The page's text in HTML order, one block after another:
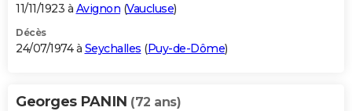
11/11/1923 à Avignon (Vaucluse)
Décès
24/07/1974 à Seychalles (Puy-de-Dôme)
Georges PANIN (72 ans)